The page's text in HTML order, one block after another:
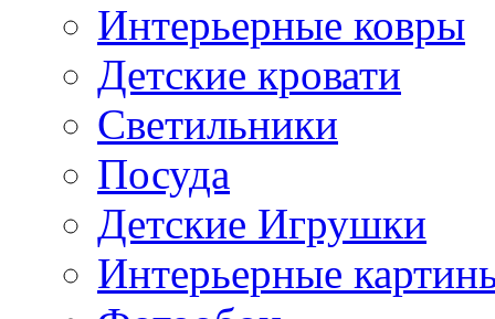
Интерьерные ковры
Детские кровати
Светильники
Посуда
Детские Игрушки
Интерьерные